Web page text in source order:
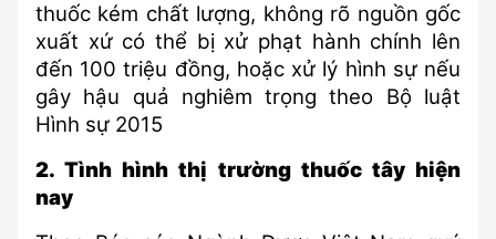
thuốc kém chất lượng, không rõ nguồn gốc
xuất xứ có thể bị xử phạt hành chính lên
đến 100 triệu đồng, hoặc xử lý hình sự nếu
gây hậu quả nghiêm trọng theo Bộ luật
Hình sự 2015
2. Tình hình thị trường thuốc tây hiện
nay